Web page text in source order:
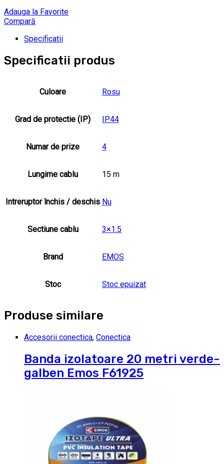
Adauga la Favorite
Compară
Specificatii
Specificatii produs
Culoare Rosu
Grad de protectie (IP) IP44
Numar de prize 4
Lungime cablu 15 m
Intreruptor închis / deschis Nu
Sectiune cablu 3×1.5
Brand EMOS
Stoc Stoc epuizat
Produse similare
Accesorii conectica, Conectica
Banda izolatoare 20 metri verde-
galben Emos F61925